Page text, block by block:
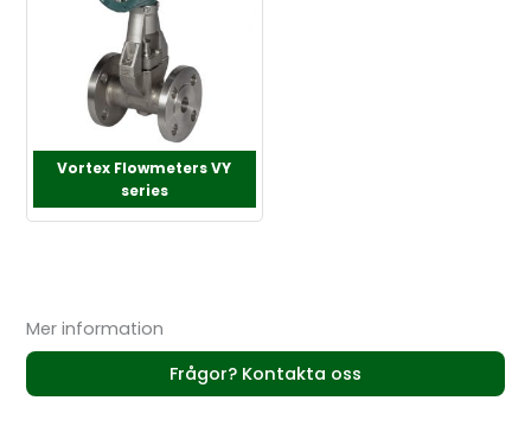
Vortex Flowmeters VY
series
Mer information
Frågor? Kontakta oss